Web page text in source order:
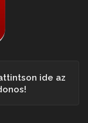
ide az